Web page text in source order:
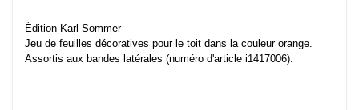
Édition Karl Sommer
Jeu de feuilles décoratives pour le toit dans la couleur orange.
Assortis aux bandes latérales (numéro d'article i1417006).